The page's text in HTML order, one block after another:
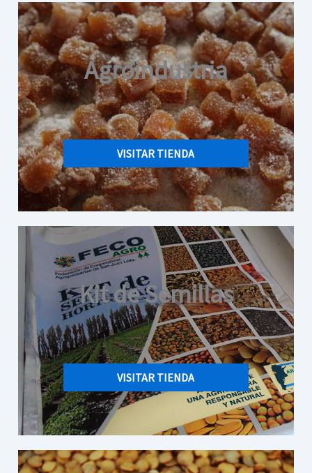
Agroindustria
VISITAR TIENDA
Kit de Semillas
VISITAR TIENDA